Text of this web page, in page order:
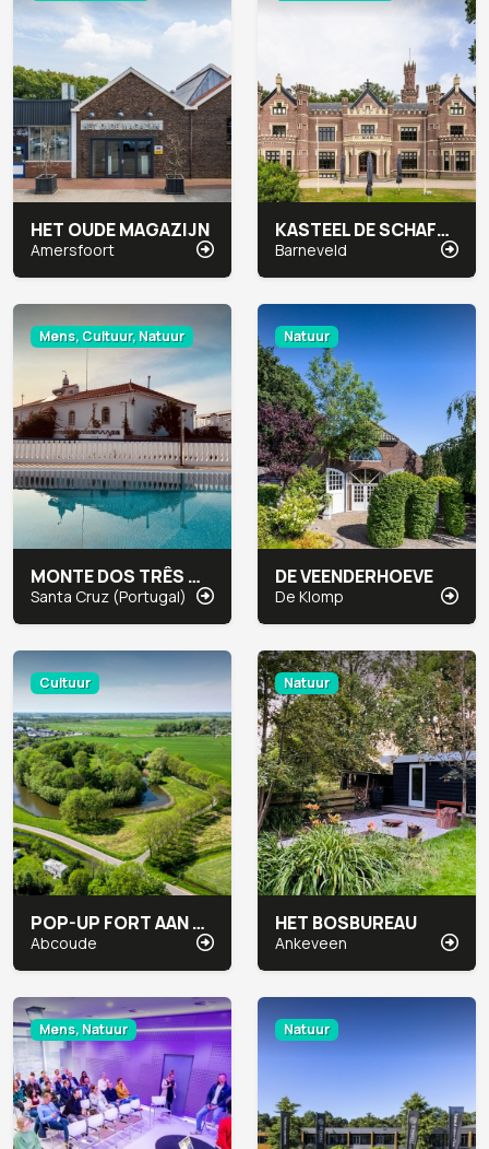
HET OUDE MAGAZIJN
Amersfoort
KASTEEL DE SCHAFFELAAR
Barneveld
Mens, Cultuur, Natuur
MONTE DOS TRÊS MOINHOS
Santa Cruz (Portugal)
Natuur
DE VEENDERHOEVE
De Klomp
Cultuur
POP-UP FORT AAN DE WINKEL
Abcoude
Natuur
HET BOSBUREAU
Ankeveen
Mens, Natuur Natuur